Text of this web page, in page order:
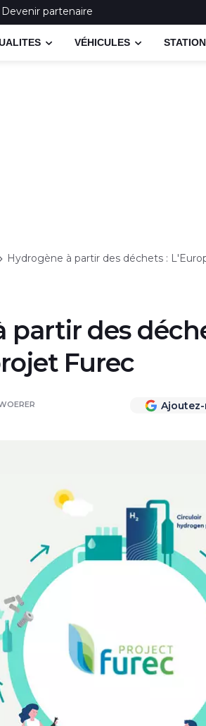
Devenir partenaire
VÉHICULES
Hydrogène à partir des déchets :
partir des
Furec